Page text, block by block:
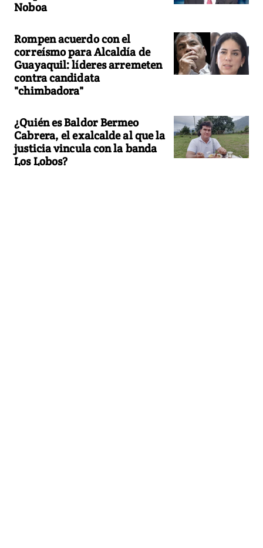
Noboa
Rompen acuerdo con el
correísmo para Alcaldía de
Guayaquil: líderes arremeten
contra candidata
"chimbadora"
¿Quién es Baldor Bermeo
Cabrera, el exalcalde al que la
justicia vincula con la banda
Los Lobos?